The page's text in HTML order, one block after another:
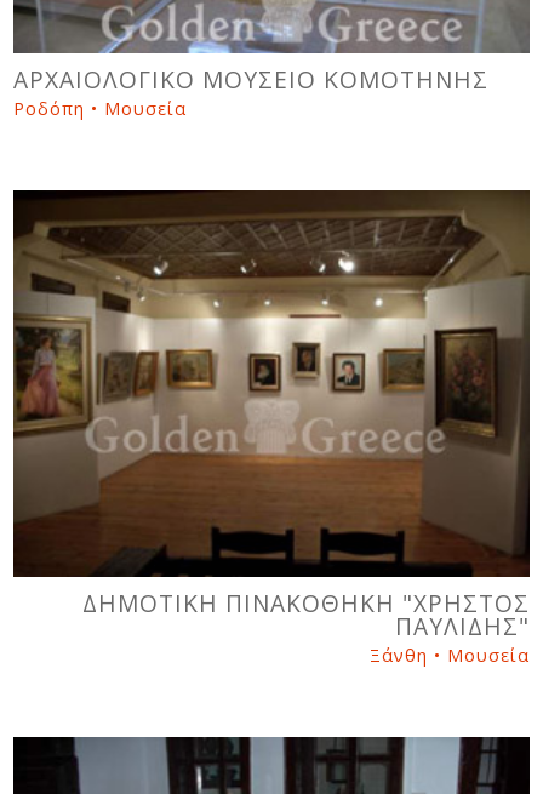
ΑΡΧΑΙΟΛΟΓΙΚΟ ΜΟΥΣΕΙΟ ΚΟΜΟΤΗΝΗΣ
Ροδόπη • Μουσεία
ΔΗΜΟΤΙΚΗ ΠΙΝΑΚΟΘΗΚΗ "ΧΡΗΣΤΟΣ
ΠΑΥΛΙΔΗΣ"
Ξάνθη • Μουσεία